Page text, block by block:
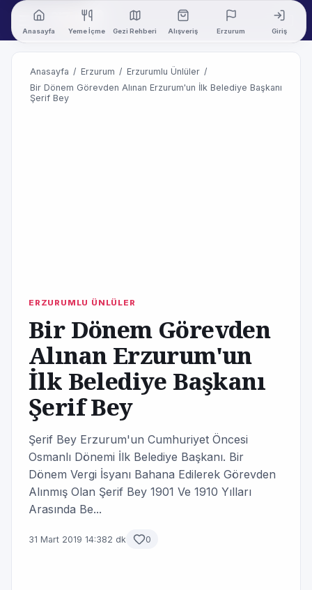
Anasayfa Yeme İçme Gezi Rehberi Alışveriş Erzurum Giriş
Anasayfa / Erzurum / Erzurumlu Ünlüler /
Bir Dönem Görevden Alınan Erzurum'un İlk Belediye Başkanı
Şerif Bey
ERZURUMLU ÜNLÜLER
Bir Dönem Görevden
Alınan Erzurum'un
İlk Belediye Başkanı
Şerif Bey
Şerif Bey Erzurum'un Cumhuriyet Öncesi
Osmanlı Dönemi İlk Belediye Başkanı. Bir
Dönem Vergi İsyanı Bahana Edilerek Görevden
Alınmış Olan Şerif Bey 1901 Ve 1910 Yılları
Arasında Be...
31 Mart 2019 14:382 dk 0